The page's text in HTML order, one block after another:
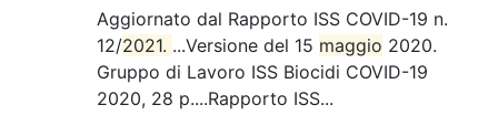
Aggiornato dal Rapporto ISS COVID-19 n.
12/2021. ...Versione del 15 maggio 2020.
Gruppo di Lavoro ISS Biocidi COVID-19
2020, 28 p....Rapporto ISS...